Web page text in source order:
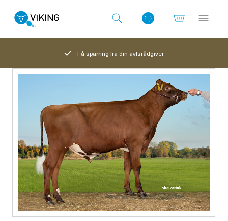
Log ind med det samme
Få sparring fra din avlsrådgiver